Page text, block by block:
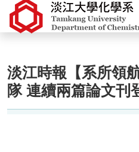
淡江時報【系所領
隊 連續兩篇論文刊